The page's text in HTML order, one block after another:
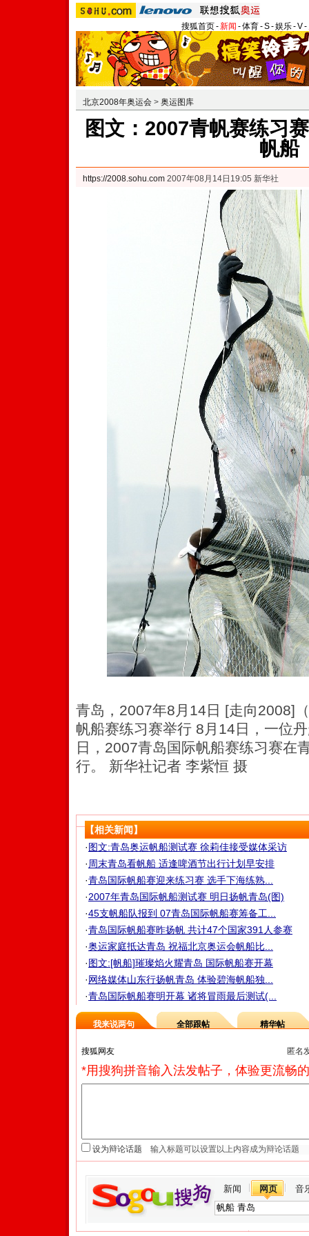
搜狐首页-新闻 -体育-S-娱乐-V-
北京2008年奥运会 > 奥运图库
图文：2007青帆赛练习
帆船
https://2008.sohu.com 2007年08月14日19:05 新华社
青岛，2007年8月14日 [走向2008]
帆船赛练习赛举行 8月14日，一位
日，2007青岛国际帆船赛练习赛在
行。 新华社记者 李紫恒 摄
【相关新闻】
·图文:青岛奥运帆船测试赛 徐莉佳接受媒体采访
· 周末青岛看帆船 适逢啤酒节出行计划早安排
·青岛国际帆船赛迎来练习赛 选手下海练熟...
·2007年青岛国际帆船测试赛 明日扬帆青岛(图)
·45支帆船队报到 07青岛国际帆船赛筹备工...
·青岛国际帆船赛昨扬帆 共计47个国家391人参赛
·奥运家庭抵达青岛 祝福北京奥运会帆船比...
·图文:[帆船]璀璨焰火耀青岛 国际帆船赛开幕
·网络媒体山东行扬帆青岛 体验碧海帆船独...
·青岛国际帆船赛明开幕 诸将冒雨最后测试(...
我来说两句 全部跟帖 精华帖
匿名
*用搜狗拼音输入法发帖子，体验更流畅
设为辩论话题
新闻 网页 音